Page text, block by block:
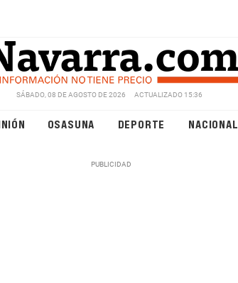
SÁBADO, 08 DE AGOSTO DE 2026 ACTUALIZADO 15:36
OSASUNA DEPORTE NACIONAL